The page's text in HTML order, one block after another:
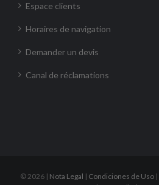
Espace clients
Horaires de navigation
Demander un devis
Canal de réclamations
©2026 | Nota Legal | Condiciones de Uso|